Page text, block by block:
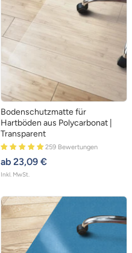
Bodenschutzmatte für
Hartböden aus Polycarbonat |
Transparent
259 Bewertungen
angebotspreis
ab 23,09 €
Inkl. MwSt.